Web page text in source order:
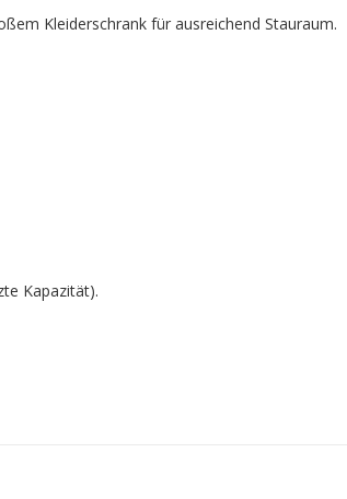
Kleiderschrank für ausreichend Stauraum.
Kapazität).